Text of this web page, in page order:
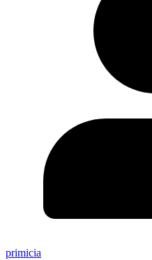
primicia